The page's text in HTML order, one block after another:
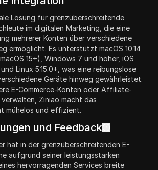
Lösung für grenzüberschreitende
im digitalen Marketing, die eine
mehrerer Konten über verschiedene
ermöglicht. Es unterstützt macOS 10.14
15+), Windows 7 und höher, iOS
Linux 5.15.0+, was eine reibungslose
Geräte hinweg gewährleistet.
E-Commerce-Konten oder Affiliate-
Ziniao macht das
mühelos und effizient.
und Feedback
hat in der grenzüberschreitenden E-
aufgrund seiner leistungsstarken
hervorragenden Services breite